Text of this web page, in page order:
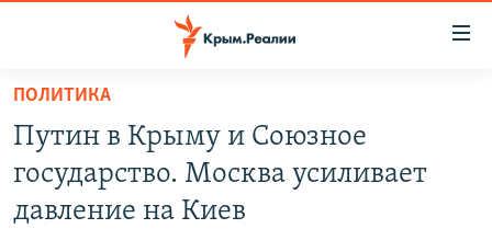
Вернуться
основному
содержанию
Вернутся
СПЕЦПРОЕКТЫ
ВОДА
ПОЛИТИКА
Путин в Крыму и Союзное
государство. Москва усиливает
давление на Киев